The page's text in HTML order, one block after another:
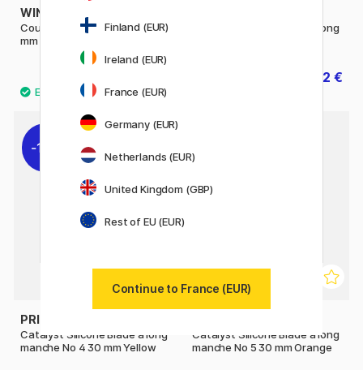
WINSOR & NEWTON
Couteau à peindre Nr 20 32
mm
Catalyst Silicone Blade à long
9.52 €
11%
PRINCETON
Catalyst Silicone Blade à long
manche No 4 30 mm Yellow
Catalyst Silicone Blade à long
manche No 5 30 mm Orange
Finland (EUR)
Ireland (EUR)
France (EUR)
Germany (EUR)
Netherlands (EUR)
United Kingdom (GBP)
Rest of EU (EUR)
Continue to France (EUR)